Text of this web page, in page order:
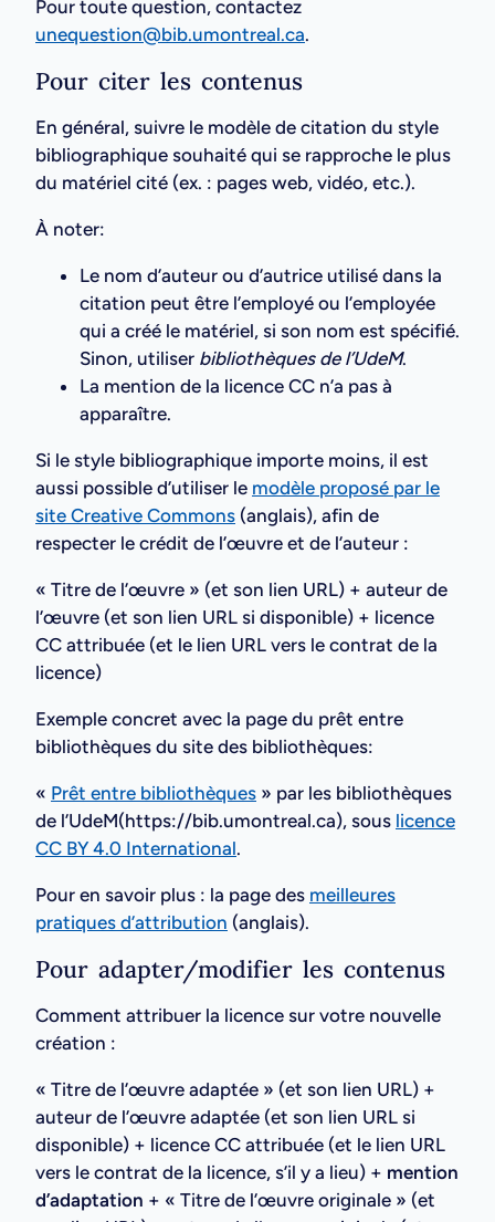
Pour toute question, contactez
unequestion@bib.umontreal.ca.
Pour citer les contenus
En général, suivre le modèle de citation du style
bibliographique souhaité qui se rapproche le plus
du matériel cité (ex. : pages web, vidéo, etc.).
À noter:
Le nom d’auteur ou d’autrice utilisé dans la
citation peut être l’employé ou l’employée
qui a créé le matériel, si son nom est spécifié.
Sinon, utiliser bibliothèques de l’UdeM.
La mention de la licence CC n’a pas à
apparaître.
Si le style bibliographique importe moins, il est
aussi possible d’utiliser le modèle proposé par le
site Creative Commons (anglais), afin de
respecter le crédit de l’œuvre et de l’auteur :
« Titre de l’œuvre » (et son lien URL) + auteur de
l’œuvre (et son lien URL si disponible) + licence
CC attribuée (et le lien URL vers le contrat de la
licence)
Exemple concret avec la page du prêt entre
bibliothèques du site des bibliothèques:
« Prêt entre bibliothèques » par les bibliothèques
de l’UdeM(https://bib.umontreal.ca), sous licence
CC BY 4.0 International.
Pour en savoir plus : la page des meilleures
pratiques d’attribution (anglais).
Pour adapter/modifier les contenus
Comment attribuer la licence sur votre nouvelle
création :
« Titre de l’œuvre adaptée » (et son lien URL) +
auteur de l’œuvre adaptée (et son lien URL si
disponible) + licence CC attribuée (et le lien URL
vers le contrat de la licence, s’il y a lieu) + mention
d’adaptation + « Titre de l’œuvre originale » (et